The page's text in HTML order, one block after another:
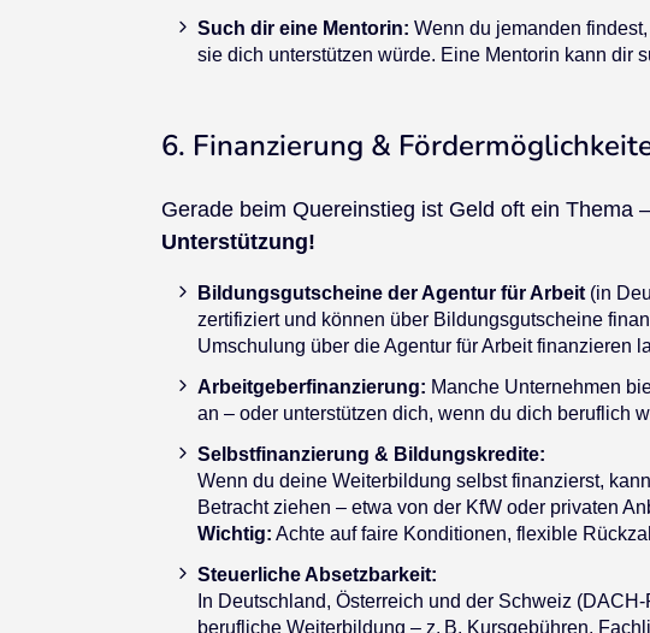
Such dir eine Mentorin: Wenn du jemanden
sie dich unterstützen würde. Eine Mentorin kann dir
6. Finanzierung &
Gerade beim Quereinstieg ist Geld oft ein Thema
Unterstützung!
Bildungsgutscheine der Agentur für Arbeit (in
zertifiziert und können über Bildungsgutscheine
Umschulung über die Agentur für Arbeit finanzieren
Arbeitgeberfinanzierung: Manche Unternehmen
an – oder unterstützen dich, wenn du dich beruflich
Selbstfinanzierung & Bildungskredite:
Wenn du deine Weiterbildung selbst finanzierst,
Betracht ziehen – etwa von der KfW oder privaten
Wichtig: Achte auf faire Konditionen, flexible
Steuerliche Absetzbarkeit:
In Deutschland, Österreich und der Schweiz
berufliche Weiterbildung – z. B. Kursgebühren,